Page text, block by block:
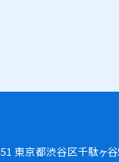
東京都渋谷区千駄ヶ